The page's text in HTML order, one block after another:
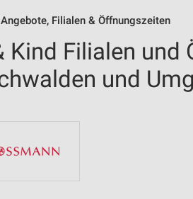
Filialen & Öffnungszeiten
Kind Filialen und
und